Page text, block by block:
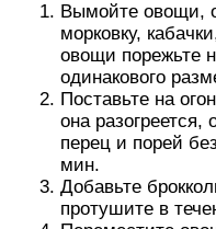
Вымойте овощи,
морковку,
овощи порежьте
одинакового
Поставьте на
она разогреется,
перец и порей
мин.
Добавьте
протушите в